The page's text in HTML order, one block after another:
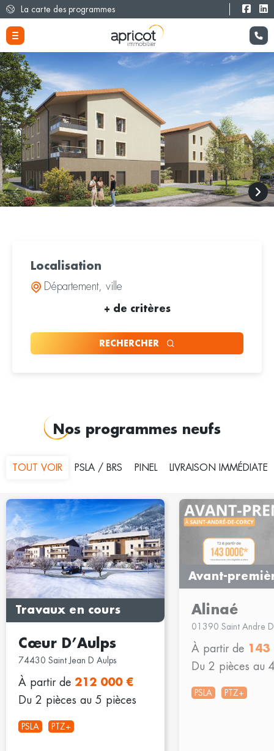
La carte des programmes
Localisation
+ de critères
RECHERCHER
Nos programmes neufs
TOUT VOIR PSLA / BRS PINEL LIVRAISON IMMÉDIATE
Travaux en cours
Cœur D’Aulps
74430 Saint Jean D Aulps
À partir de 212 000 €
Du 2 pièces au 5 pièces
PSLA PTZ+
Avant-
Alinaé
01390 Saint Andre
À partir de 143
Du 2 pièces au
PSLA PTZ+